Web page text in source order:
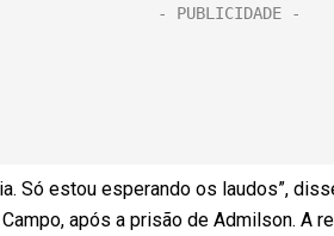
Só estou esperando os laudos”,
após a prisão de Admilson. A